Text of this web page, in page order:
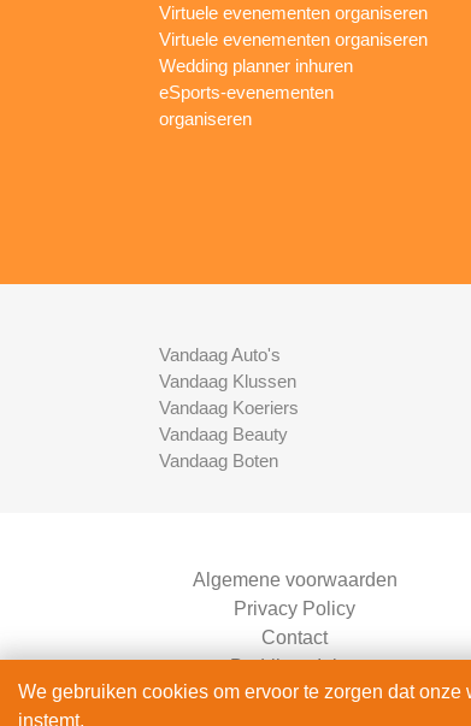
Virtuele evenementen organiseren
Virtuele evenementen organiseren
Wedding planner inhuren
eSports-evenementen
organiseren
Vandaag Auto's
Vandaag Klussen
Vandaag Koeriers
Vandaag Beauty
Vandaag Boten
Algemene voorwaarden
Privacy Policy
Contact
Bedrijven Inlog
We gebruiken cookies om ervoor te zorgen dat
instemt.